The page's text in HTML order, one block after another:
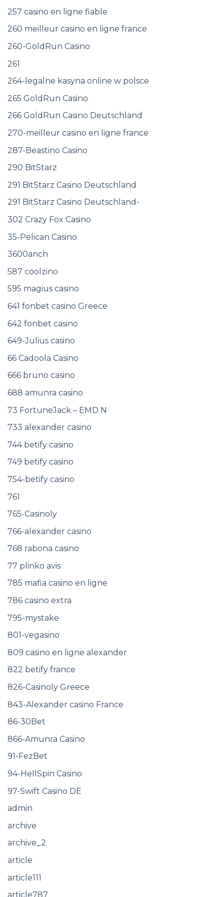
257 casino en ligne fiable
260 meilleur casino en ligne france
260-GoldRun Casino
261
264-legalne kasyna online w polsce
265 GoldRun Casino
266 GoldRun Casino Deutschland
270-meilleur casino en ligne france
287-Beastino Casino
290 BitStarz
291 BitStarz Casino Deutschland
291 BitStarz Casino Deutschland-
302 Crazy Fox Casino
35-Pelican Casino
3600anch
587 coolzino
595 magius casino
641 fonbet casino Greece
642 fonbet casino
649-Julius casino
66 Cadoola Casino
666 bruno casino
688 amunra casino
73 FortuneJack – EMD N
733 alexander casino
744 betify casino
749 betify casino
754-betify casino
761
765-Casinoly
766-alexander casino
768 rabona casino
77 plinko avis
785 mafia casino en ligne
786 casino extra
795-mystake
801-vegasino
809 casino en ligne alexander
822 betify france
826-Casinoly Greece
843-Alexander casino France
86-30Bet
866-Amunra Casino
91-FezBet
94-HellSpin Casino
97-Swift Casino DE
admin
archive
archive_2
article
article111
article787